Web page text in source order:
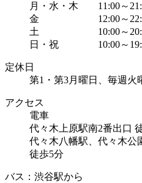
月・水・木 11:00～
金 12:00～
土 10:00～
日・祝 10:00～
定休日
第1・第3月曜日、毎週火
アクセス
電車
代々木上原駅南2番出口
代々木八幡駅、代々木公
徒歩5分
バス：渋谷駅から